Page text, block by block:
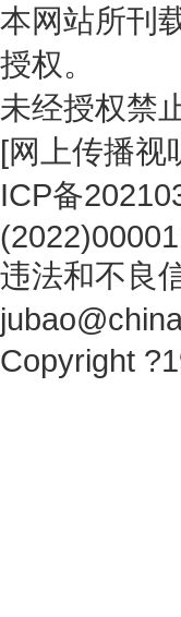
本网站所刊
授权。
未经授权禁
[网上传播视
ICP备
违法和不良
Copyright